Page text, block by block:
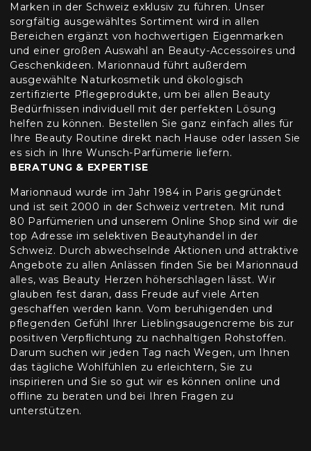
Marken in der Schweiz exklusiv zu führen. Unser
sorgfältig ausgewähltes Sortiment wird in allen
Bereichen ergänzt von hochwertigen Eigenmarken
und einer großen Auswahl an Beauty-Accessoires und
Geschenkideen. Marionnaud führt außerdem
ausgewählte Naturkosmetik und ökologisch
zertifizierte Pflegeprodukte, um bei allen Beauty
Bedürfnissen individuell mit der perfekten Lösung
helfen zu können. Bestellen Sie ganz einfach alles für
Ihre Beauty Routine direkt nach Hause oder lassen Sie
es sich in Ihre Wunsch-Parfümerie liefern.
BERATUNG & EXPERTISE
Marionnaud wurde im Jahr 1984 in Paris gegründet
und ist seit 2000 in der Schweiz vertreten. Mit rund
80 Parfümerien und unserem Online Shop sind wir die
top Adresse im selektiven Beautyhandel in der
Schweiz. Durch abwechselnde Aktionen und attraktive
Angebote zu allen Anlässen finden Sie bei Marionnaud
alles, was Beauty Herzen höherschlagen lässt. Wir
glauben fest daran, dass Freude auf viele Arten
geschaffen werden kann. Vom beruhigenden und
pflegenden Gefühl Ihrer Lieblingsaugencreme bis zur
positiven Verpflichtung zu nachhaltigen Rohstoffen.
Darum suchen wir jeden Tag nach Wegen, um Ihnen
das tägliche Wohlfühlen zu erleichtern, Sie zu
inspirieren und Sie so gut wir es können online und
offline zu beraten und bei Ihren Fragen zu
unterstützen.